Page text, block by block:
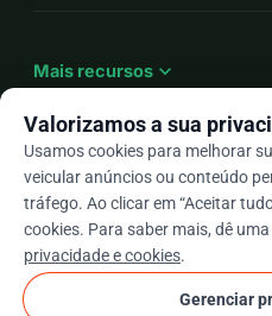
Mais recursos expand_more
Ptarrow_drop_down
★★★★★4,9 / 5 com base
Valorizamos a sua
Usamos cookies para melhorar
veicular anúncios ou conteúdo
tráfego. Ao clicar em “Aceitar
cookies. Para saber mais, dê
privacidade e cookies.
Gerenciar